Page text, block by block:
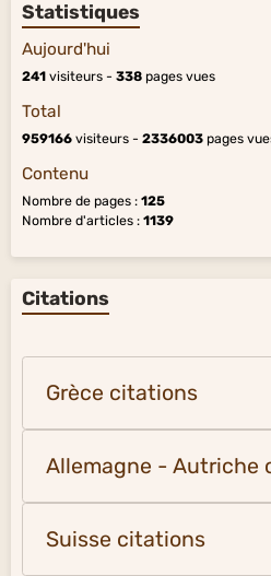
Statistiques
Aujourd'hui
241 visiteurs - 338 pages vues
Total
959166 visiteurs - 2336003 pages
Contenu
Nombre de pages : 125
Nombre d'articles : 1139
Citations
Grèce citations
Allemagne - Autriche
Suisse citations